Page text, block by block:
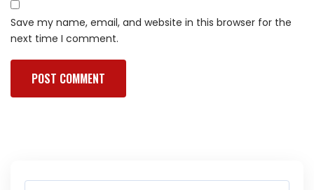
Save my name, email, and website in this browser for the
next time I comment.